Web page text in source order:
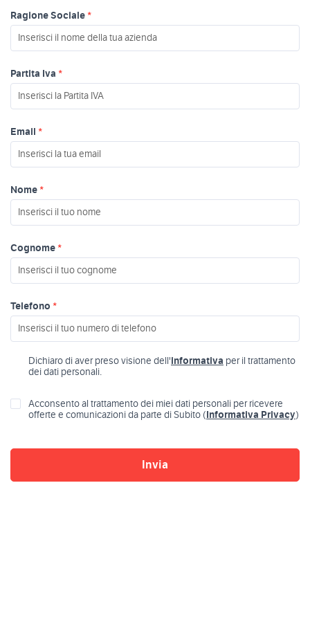
Ragione Sociale *
Partita Iva *
Email *
Nome *
Cognome *
Telefono *
Dichiaro di aver preso visione dell' informativa per il trattamento
dei dati personali.
Acconsento al trattamento dei miei dati personali per ricevere
offerte e comunicazioni da parte di Subito ( Informativa Privacy)